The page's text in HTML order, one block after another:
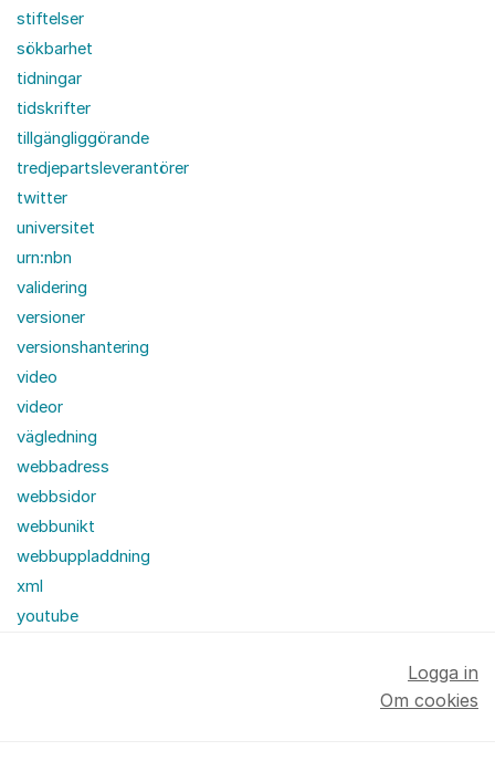
stiftelser
sökbarhet
tidningar
tidskrifter
tillgängliggörande
tredjepartsleverantörer
twitter
universitet
urn:nbn
validering
versioner
versionshantering
video
videor
vägledning
webbadress
webbsidor
webbunikt
webbuppladdning
xml
youtube
Logga in
Om cookies